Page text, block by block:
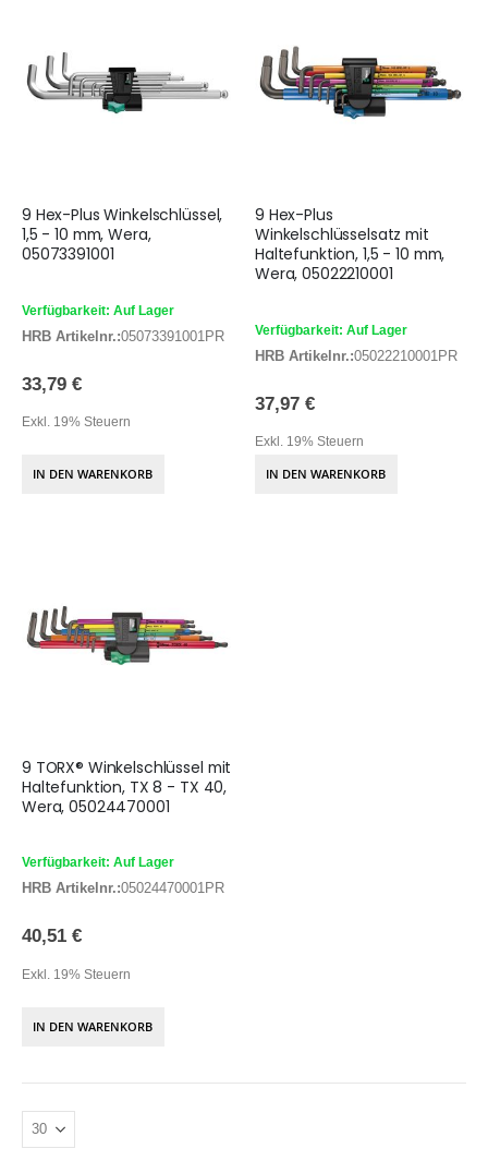
9 Hex-Plus Winkelschlüssel,
1,5 - 10 mm, Wera,
05073391001
Verfügbarkeit: Auf Lager
HRB Artikelnr.:05073391001PR
33,79 €
Exkl. 19% Steuern
IN DEN WARENKORB
9 Hex-Plus
Winkelschlüsselsatz mit
Haltefunktion, 1,5 - 10 mm,
Wera, 05022210001
Verfügbarkeit: Auf Lager
HRB Artikelnr.:05022210001PR
37,97 €
Exkl. 19% Steuern
IN DEN WARENKORB
9 TORX® Winkelschlüssel mit
Haltefunktion, TX 8 - TX 40,
Wera, 05024470001
Verfügbarkeit: Auf Lager
HRB Artikelnr.:05024470001PR
40,51 €
Exkl. 19% Steuern
IN DEN WARENKORB